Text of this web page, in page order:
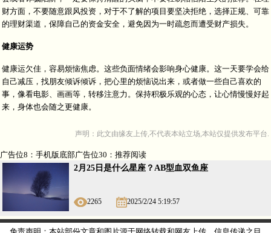
财方面，不要随意跟风投资，对于不了解的项目要坚决拒绝，选择正规、可靠
的理财渠道，保障自己的资金安全，避免因为一时疏忽而遭受财产损失。
健康运势
健康运欠佳，容易烦恼焦虑。这些负面情绪会影响身心健康。这一天要学会给
自己减压，找朋友倾诉倾诉，把心里的烦恼说出来，或者做一些自己喜欢的
事，像看电影、画画等，转移注意力。保持积极乐观的心态，让心情慢慢好起
来，身体也会随之更健康。
声明：此文由缘友 上传,不代表本站立场,本站仅提供发布平台.
广告位8：手机版底部广告位30：推荐阅读
2月25日是什么星座？AB型血双鱼座
2265 2025/2/24 5:19:57